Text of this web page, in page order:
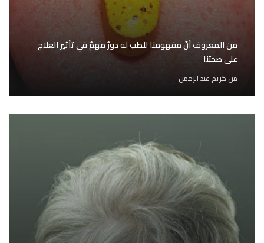
من المعروف أنّ مفهومنا للطب له دورٌ مهمٌ في تأثير العلاج
على صحتنا
من كريم عبد الرحمن